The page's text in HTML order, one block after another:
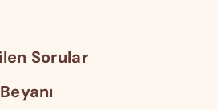
Sorular